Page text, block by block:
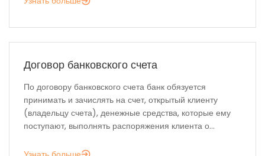
Договор банковского счета
По договору банковского счета банк обязуется
принимать и зачислять на счет, открытый клиенту
(владельцу счета), денежные средства, которые ему
поступают, выполнять распоряжения клиента о...